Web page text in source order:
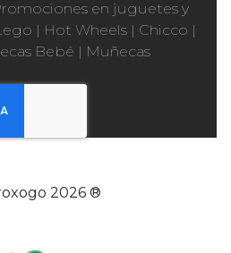
en juguetes y
| Hot Wheels | Chicco |
Bebé | Muñecas
2026 ®